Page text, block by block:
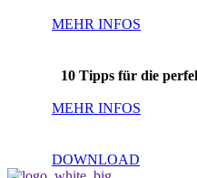
MEHR INFOS
10 Tipps für die
MEHR INFOS
DOWNLOAD